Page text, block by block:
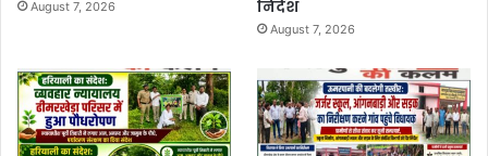
August 7, 2026
निर्देश
August 7, 2026